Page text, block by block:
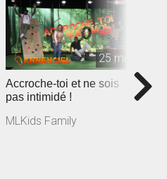
25 min
Accroche-toi et ne sois
pas intimidé !
MLKids Family